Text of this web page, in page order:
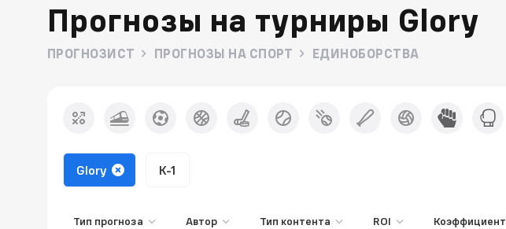
Прогнозы на турниры Glory
ПРОГНОЗИСТ ПРОГНОЗЫ НА СПОРТ ЕДИНОБОРСТВА
Glory K-1
Тип прогноза Автор Тип контента ROI Коэффициент